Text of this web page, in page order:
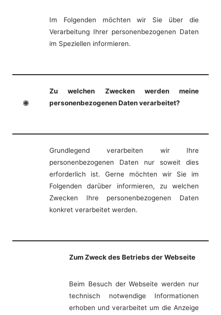
Im Folgenden möchten wir Sie über die
Verarbeitung Ihrer personenbezogenen Daten
im Speziellen informieren.
Zu welchen Zwecken werden meine
personenbezogenen Daten verarbeitet?
Grundlegend verarbeiten wir Ihre
personenbezogenen Daten nur soweit dies
erforderlich ist. Gerne möchten wir Sie im
Folgenden darüber informieren, zu welchen
Zwecken Ihre personenbezogenen Daten
konkret verarbeitet werden.
Zum Zweck des Betriebs der Webseite
Beim Besuch der Webseite werden nur
technisch notwendige Informationen
erhoben und verarbeitet um die Anzeige